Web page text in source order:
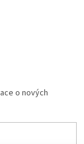
o nových